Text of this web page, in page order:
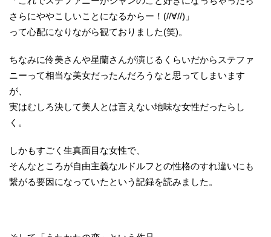
さらにややこしいことになるからー！(//∀//)」
って心配になりながら観ておりました(笑)。
ちなみに伶美さんや星蘭さんが演じるくらいだからステファ
ニーって相当な美女だったんだろうなと思ってしまいます
が、
実はむしろ決して美人とは言えない地味な女性だったらし
く。
しかもすごく生真面目な女性で、
そんなところが自由主義なルドルフとの性格のすれ違いにも
繋がる要因になっていたという記録を読みました。